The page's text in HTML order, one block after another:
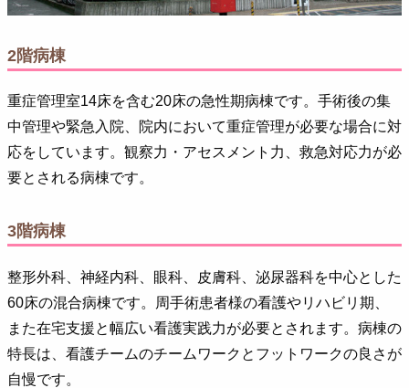
2階病棟
重症管理室14床を含む20床の急性期病棟です。手術後の集
中管理や緊急入院、院内において重症管理が必要な場合に対
応をしています。観察力・アセスメント力、救急対応力が必
要とされる病棟です。
3階病棟
整形外科、神経内科、眼科、皮膚科、泌尿器科を中心とした
60床の混合病棟です。周手術患者様の看護やリハビリ期、
また在宅支援と幅広い看護実践力が必要とされます。病棟の
特長は、看護チームのチームワークとフットワークの良さが
自慢です。